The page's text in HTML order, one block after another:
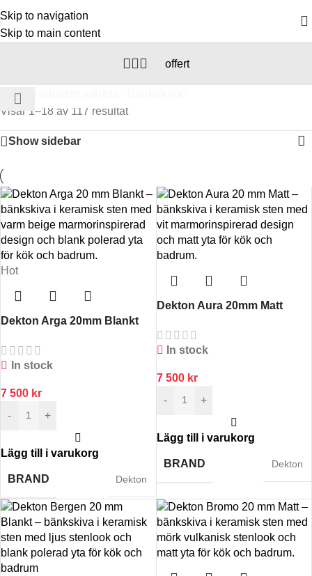
Skip to navigation
Skip to main content
offert
Hem
Visar 1–18 av 117 resultat
Show sidebar
Hot
Dekton Arga 20mm Blankt
In stock
7 500 kr
-
+
Lägg till i varukorg
BRAND Dekton
Dekton Aura 20mm Matt
In stock
7 500 kr
-
+
Lägg till i varukorg
BRAND Dekton